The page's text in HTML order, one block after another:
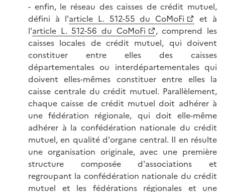
- enfin, le réseau des caisses de crédit mutuel,
défini à l'article L. 512-55 du CoMoFi
et à
l'article L. 512-56 du CoMoFi
, comprend les
caisses locales de crédit mutuel, qui doivent
constituer entre elles des caisses
départementales ou interdépartementales qui
doivent elles-mêmes constituer entre elles la
caisse centrale du crédit mutuel. Parallèlement,
chaque caisse de crédit mutuel doit adhérer à
une fédération régionale, qui doit elle-même
adhérer à la confédération nationale du crédit
mutuel, en qualité d'organe central. Il en résulte
une organisation originale, avec une première
structure composée d'associations et
regroupant la confédération nationale du crédit
mutuel et les fédérations régionales et une